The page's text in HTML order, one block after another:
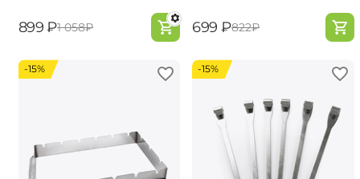
‍899‍ ₽‍1 058‍₽ ‍699‍ ₽‍822‍₽
-15% -15%